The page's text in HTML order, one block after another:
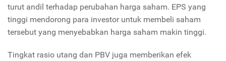
turut andil terhadap perubahan harga saham. EPS yang
tinggi mendorong para investor untuk membeli saham
tersebut yang menyebabkan harga saham makin tinggi.
Tingkat rasio utang dan PBV juga memberikan efek